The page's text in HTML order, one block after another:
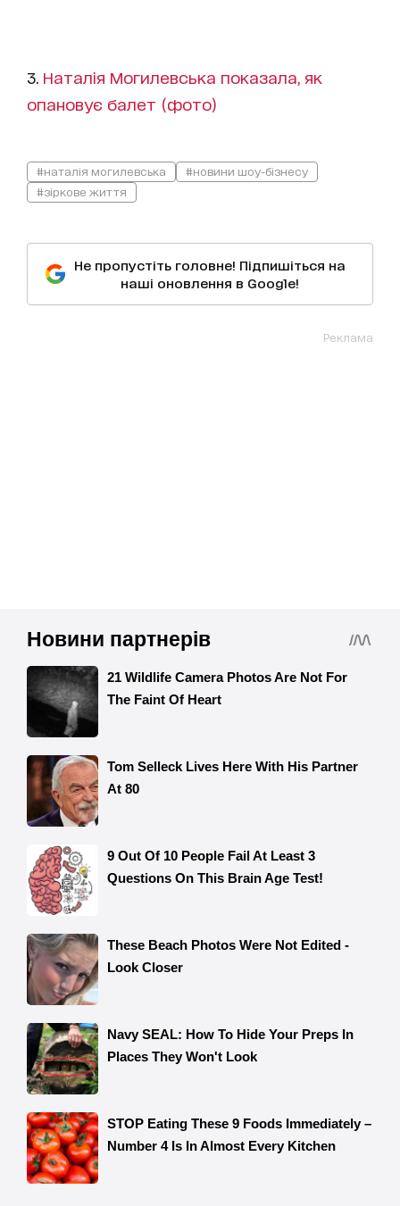
3. Наталія Могилевська показала, як
опановує балет (фото)
#наталія могилевська
#новини шоу-бізнесу
#зіркове життя
Не пропустіть головне! Підпишіться на
наші оновлення в Google!
Реклама